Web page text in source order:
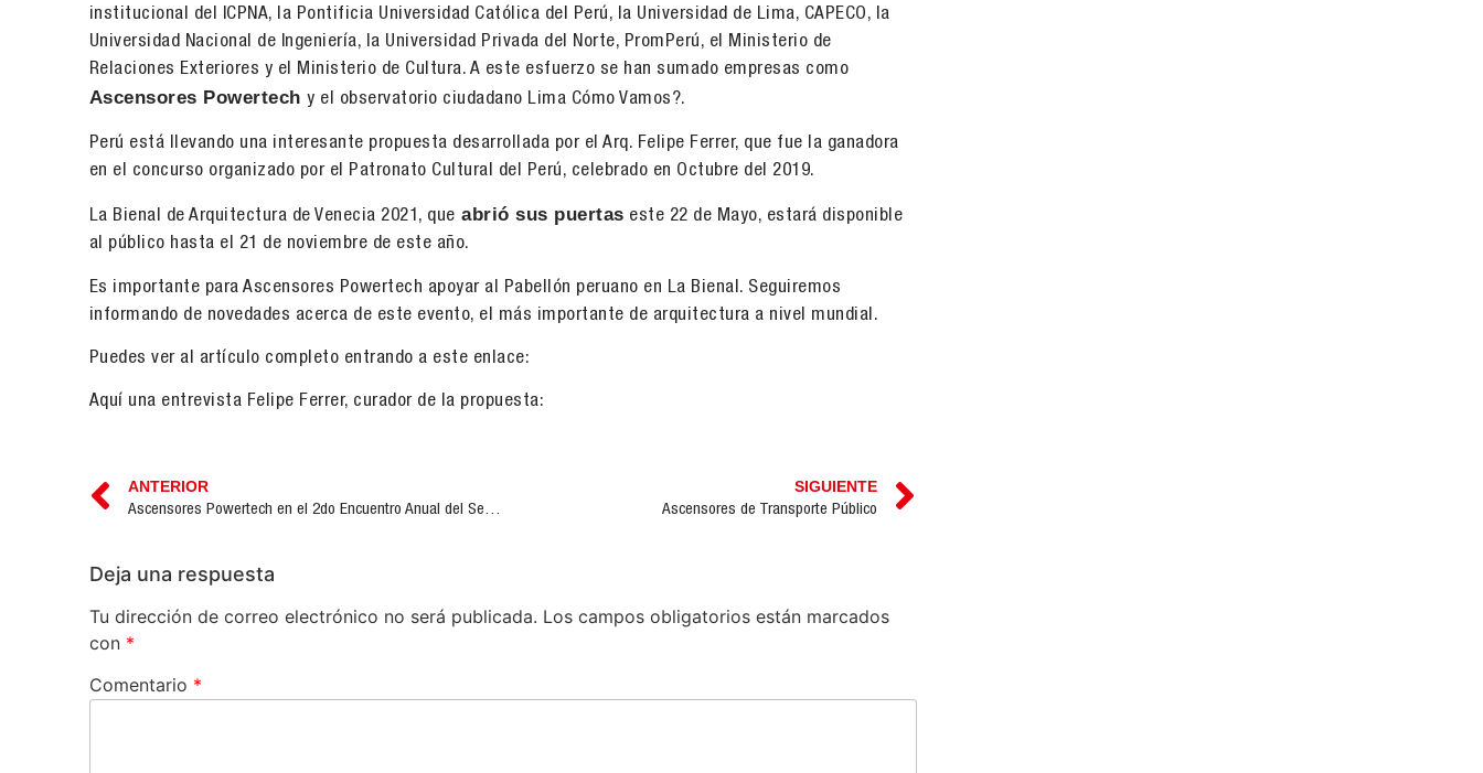
institucional del ICPNA, la Pontificia Universidad Católica del Perú, la Universidad de Lima, CAPECO, la
Universidad Nacional de Ingeniería, la Universidad Privada del Norte, PromPerú, el Ministerio de
Relaciones Exteriores y el Ministerio de Cultura. A este esfuerzo se han sumado empresas como
Ascensores Powertechy el observatorio ciudadano Lima Cómo Vamos?.
Perú está llevando una interesante propuesta desarrollada por el Arq. Felipe Ferrer, que fue la ganadora
en el concurso organizado por el Patronato Cultural del Perú, celebrado en Octubre del 2019.
La Bienal de Arquitectura de Venecia 2021, que abrió sus puertas este 22 de Mayo, estará disponible
al público hasta el 21 de noviembre de este año.
Es importante para Ascensores Powertech apoyar al Pabellón peruano en La Bienal. Seguiremos
informando de novedades acerca de este evento, el más importante de arquitectura a nivel mundial.
Puedes ver al artículo completo entrando a este enlace:
Aquí una entrevista Felipe Ferrer, curador de la propuesta:
ANTERIOR
Ascensores Powertech en el 2do Encuentro Anual del Sector Inmobiliario
SIGUIENTE
Ascensores de Transporte Público
Deja una respuesta
Tu dirección de correo electrónico no será publicada. Los campos obligatorios están marcados
con *
Comentario *